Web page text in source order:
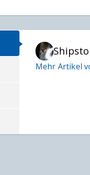
Mehr Artikel